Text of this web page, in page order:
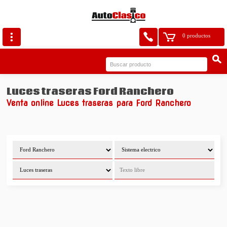
0 productos
Luces traseras Ford Ranchero
Venta online Luces traseras para Ford Ranchero